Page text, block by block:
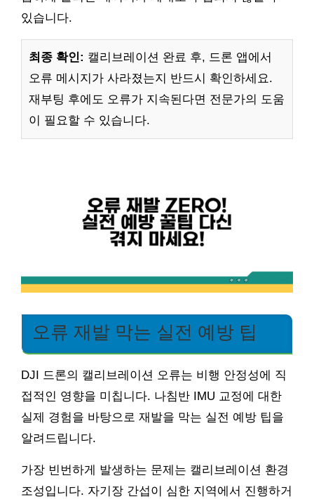
있습니다.
최종 확인: 캘리브레이션 완료 후, 드론 앱에서
오류 메시지가 사라졌는지 반드시 확인하세요.
재부팅 후에도 오류가 지속된다면 전문가의 도움
이 필요할 수 있습니다.
오류 재발 막는 실전 예방 팁
DJI 드론의 캘리브레이션 오류는 비행 안정성에 직
접적인 영향을 미칩니다. 나침반 IMU 교정에 대한
실제 경험을 바탕으로 재발을 막는 실전 예방 팁을
알려드립니다.
가장 빈번하게 발생하는 문제는 캘리브레이션 환경
조성입니다. 자기장 간섭이 심한 지역에서 진행하거